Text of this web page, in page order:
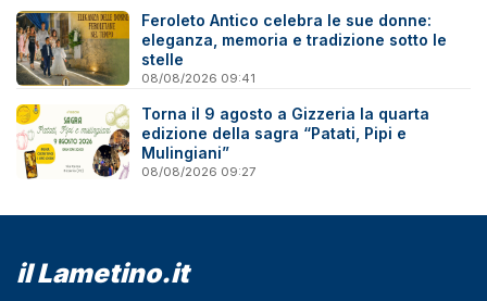
Feroleto Antico celebra le sue donne:
eleganza, memoria e tradizione sotto le
stelle
08/08/2026 09:41
Torna il 9 agosto a Gizzeria la quarta
edizione della sagra “Patati, Pipi e
Mulingiani”
08/08/2026 09:27
il Lametino.it